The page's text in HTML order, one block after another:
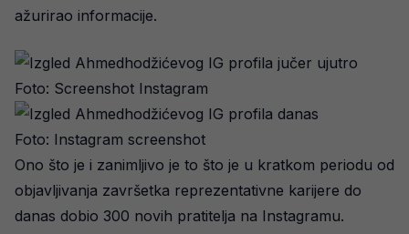
ažurirao informacije.
Foto: Screenshot Instagram
Foto: Instagram screenshot
Ono što je i zanimljivo je to što je u kratkom periodu od
objavljivanja završetka reprezentativne karijere do
danas dobio 300 novih pratitelja na Instagramu.